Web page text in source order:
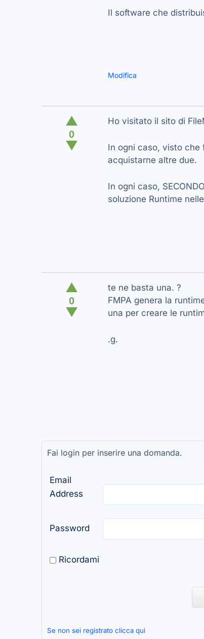
Il software che
Modifica
▲
0
▼
Ho visitato il sito di
In ogni caso, visto che
acquistarne altre due.
In ogni caso,
soluzione Runtime
▲
0
▼
te ne basta una. ?
FMPA genera la
una per creare le
.g.
Fai login per inserire una domanda.
Email
Address
Password
Ricordami
Se non sei registrato clicca qui